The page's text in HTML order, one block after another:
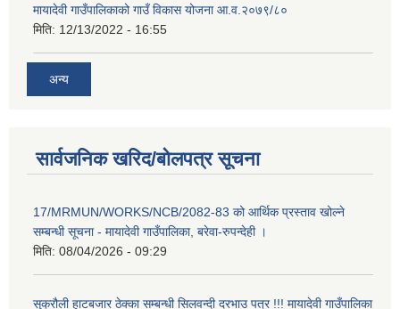
मायादेवी गाउँपालिकाको गाउँ विकास योजना आ.व.२०७९/८०
मिति: 12/13/2022 - 16:55
अन्य
सार्वजनिक खरिद/बोलपत्र सूचना
17/MRMUN/WORKS/NCB/2082-83 को आर्थिक प्रस्ताव खोल्ने
सम्बन्धी सूचना - मायादेवी गाउँपालिका, बरेवा-रुपन्देही ।
मिति: 08/04/2026 - 09:29
सुक्रौली हाटबजार ठेक्का सम्बन्धी सिलवन्दी दरभाउ पत्र !!! मायादेवी गाउँपालिका